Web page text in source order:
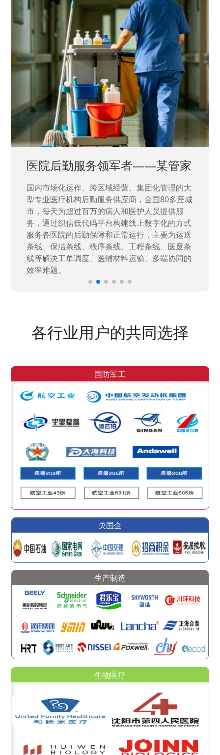
中国兵器工业集团——银光化学
国家“一五”期间156个重点项目之一。属于国家
高新技术企业，在信息化升级建设中，存在大
量“小、散、碎”的信息化需求，需要投入大量人
力资源进行开发，通过引入织信低代码平台，解
决当下遇到的各类业务难题，提升整体的IT研发
效率。
各行业用户的共同选择
国防军工
央国企
生产制造
生物医疗